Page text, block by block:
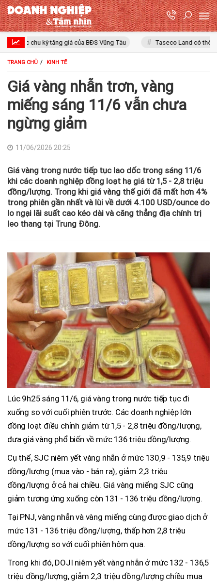
kỳ tăng giá của BĐS Vũng Tàu Taseco Land có thêm khu công
TRANG CHỦ KINH TẾ
Giá vàng nhẫn trơn, vàng
miếng sáng 11/6 vẫn chưa
ngừng giảm
11/06/2026 20:25
Giá vàng trong nước tiếp tục lao dốc trong sáng 11/6
khi các doanh nghiệp đồng loạt hạ giá từ 1,5 - 2,8 triệu
đồng/lượng. Trong khi giá vàng thế giới đã mất hơn 4%
trong phiên gần nhất và lùi về dưới 4.100 USD/ounce do
lo ngại lãi suất cao kéo dài và căng thẳng địa chính trị
leo thang tại Trung Đông.
Lúc 9h25 sáng 11/6, giá vàng trong nước tiếp tục đi
xuống so với cuối phiên trước. Các doanh nghiệp lớn
đồng loạt điều chỉnh giảm từ 1,5 - 2,8 triệu đồng/lượng,
đưa giá vàng phổ biến về mức 136 triệu đồng/lượng.
Cụ thể, SJC niêm yết vàng nhẫn ở mức 130,9 - 135,9 triệu
đồng/lượng (mua vào - bán ra), giảm 2,3 triệu
đồng/lượng ở cả hai chiều. Giá vàng miếng SJC cũng
giảm tương ứng xuống còn 131 - 136 triệu đồng/lượng.
Tại PNJ, vàng nhẫn và vàng miếng cùng được giao dịch ở
mức 131 - 136 triệu đồng/lượng, thấp hơn 2,8 triệu
đồng/lượng so với cuối phiên hôm qua.
Trong khi đó, DOJI niêm yết vàng nhẫn ở mức 132 - 136,5
triệu đồng/lượng, giảm 2,3 triệu đồng/lượng chiều mua